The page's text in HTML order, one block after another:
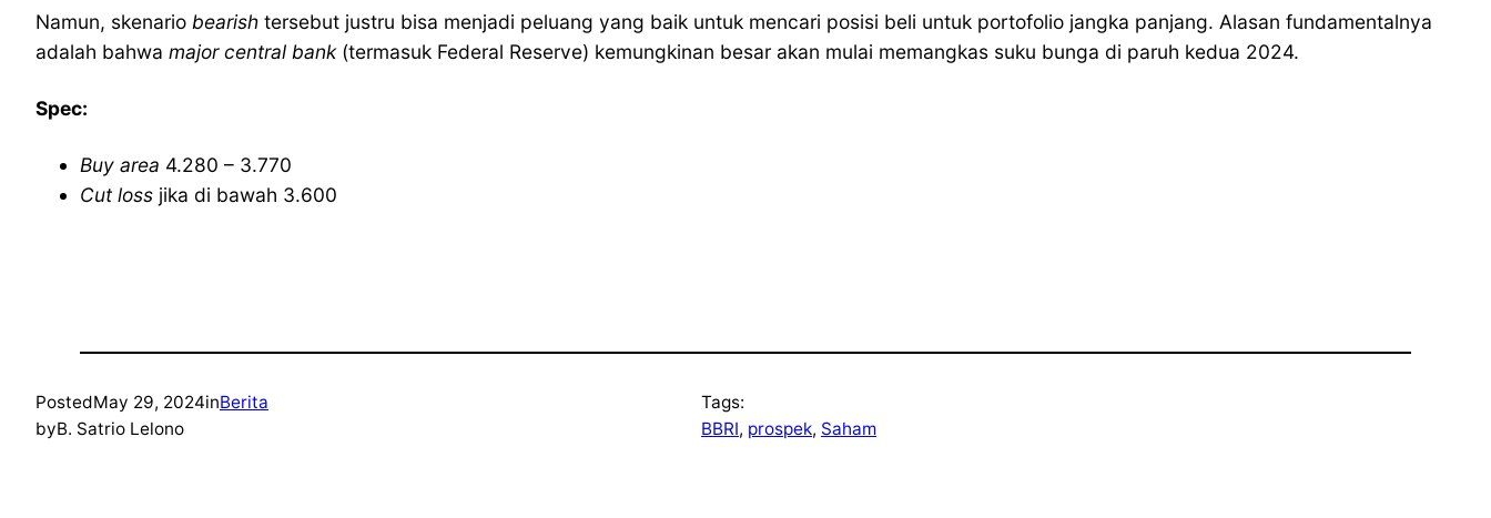
Namun, skenario bearish tersebut justru bisa menjadi peluang yang baik untuk mencari posisi beli untuk portofolio jangka panjang. Alasan fundamentalnya
adalah bahwa major central bank(termasuk Federal Reserve) kemungkinan besar akan mulai memangkas suku bunga di paruh kedua 2024.
Spec:
Buy area 4.280 – 3.770
Cut loss jika di bawah 3.600
PostedMay 29, 2024inBerita
byB. Satrio Lelono
Tags:
BBRI, prospek, Saham